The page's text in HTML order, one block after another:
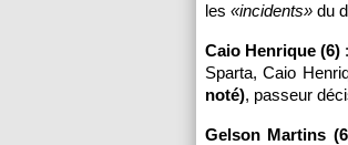
les «incidents» du
Caio Henrique (6)
Sparta, Caio
noté), passeur
Gelson Martins